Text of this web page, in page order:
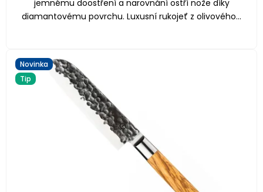
jemnému doostření a narovnání ostří nože díky
diamantovému povrchu. Luxusní rukojeť z olivového...
Novinka
Tip